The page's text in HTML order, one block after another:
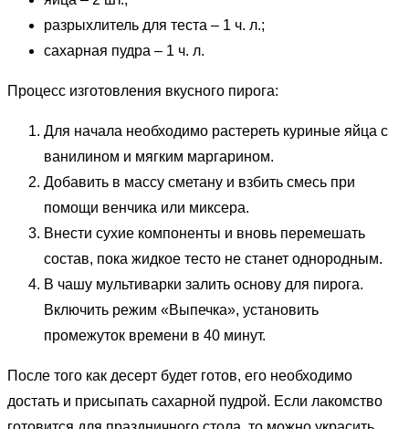
разрыхлитель для теста – 1 ч. л.;
сахарная пудра – 1 ч. л.
Процесс изготовления вкусного пирога:
Для начала необходимо растереть куриные яйца с
ванилином и мягким маргарином.
Добавить в массу сметану и взбить смесь при
помощи венчика или миксера.
Внести сухие компоненты и вновь перемешать
состав, пока жидкое тесто не станет однородным.
В чашу мультиварки залить основу для пирога.
Включить режим «Выпечка», установить
промежуток времени в 40 минут.
После того как десерт будет готов, его необходимо
достать и присыпать сахарной пудрой. Если лакомство